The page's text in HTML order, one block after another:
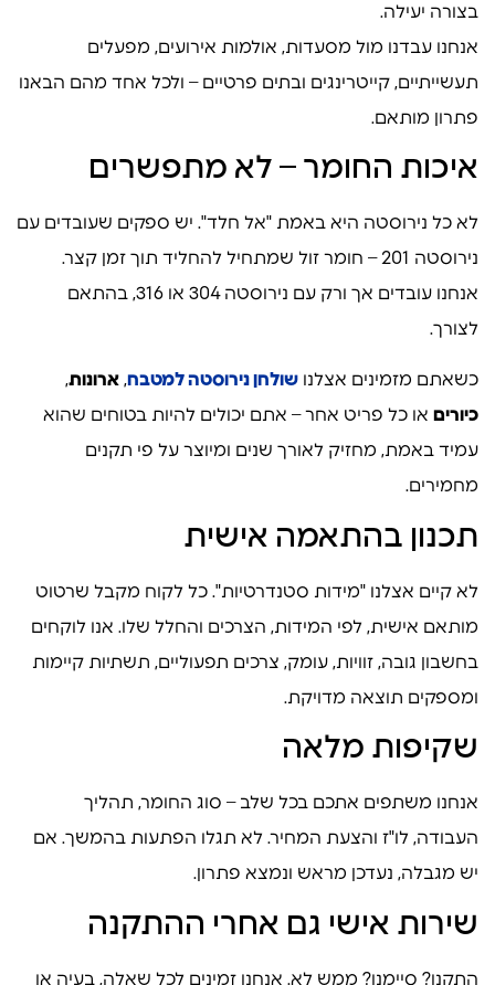
בצורה יעילה.
אנחנו עבדנו מול מסעדות, אולמות אירועים, מפעלים
תעשייתיים, קייטרינגים ובתים פרטיים – ולכל אחד מהם הבאנו
פתרון מותאם.
איכות החומר – לא מתפשרים
לא כל נירוסטה היא באמת "אל חלד". יש ספקים שעובדים עם
נירוסטה 201 – חומר זול שמתחיל להחליד תוך זמן קצר.
אנחנו עובדים אך ורק עם נירוסטה 304 או 316, בהתאם
לצורך.
כשאתם מזמינים אצלנו שולחן נירוסטה למטבח, ארונות,
כיורים או כל פריט אחר – אתם יכולים להיות בטוחים שהוא
עמיד באמת, מחזיק לאורך שנים ומיוצר על פי תקנים
מחמירים.
תכנון בהתאמה אישית
לא קיים אצלנו "מידות סטנדרטיות". כל לקוח מקבל שרטוט
מותאם אישית, לפי המידות, הצרכים והחלל שלו. אנו לוקחים
בחשבון גובה, זוויות, עומק, צרכים תפעוליים, תשתיות קיימות
ומספקים תוצאה מדויקת.
שקיפות מלאה
אנחנו משתפים אתכם בכל שלב – סוג החומר, תהליך
העבודה, לו"ז והצעת המחיר. לא תגלו הפתעות בהמשך. אם
יש מגבלה, נעדכן מראש ונמצא פתרון.
שירות אישי גם אחרי ההתקנה
התקנו? סיימנו? ממש לא. אנחנו זמינים לכל שאלה, בעיה או